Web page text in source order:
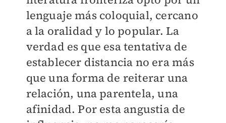
lenguaje más coloquial, cercano
a la oralidad y lo popular. La
verdad es que esa tentativa de
establecer distancia no era más
que una forma de reiterar una
relación, una parentela, una
afinidad. Por esta angustia de